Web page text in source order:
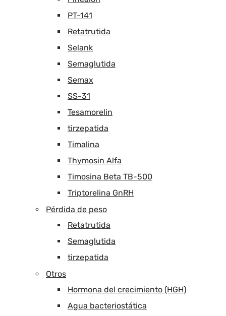
PT-141
Retatrutida
Selank
Semaglutida
Semax
SS-31
Tesamorelin
tirzepatida
Timalina
Thymosin Alfa
Timosina Beta TB-500
Triptorelina GnRH
Pérdida de peso
Retatrutida
Semaglutida
tirzepatida
Otros
Hormona del crecimiento (HGH)
Agua bacteriostática